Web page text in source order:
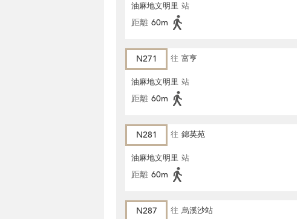
油麻地文明里 站
距離 60m
N271 往 富亨
油麻地文明里 站
距離 60m
N281 往 錦英苑
油麻地文明里 站
距離 60m
N287 往 烏溪沙站